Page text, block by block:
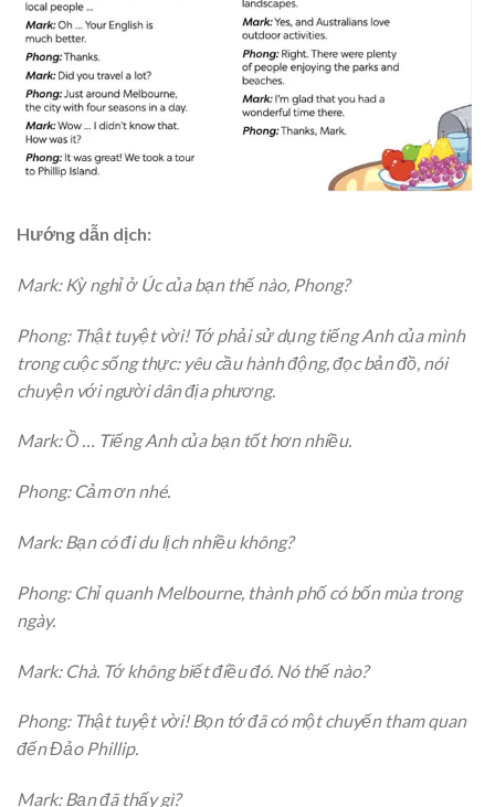
Hướng dẫn dịch:
Mark: Kỳ nghỉ ở Úc của bạn thế nào, Phong?
Phong: Thật tuyệt vời! Tớ phải sử dụng tiếng Anh của mình
trong cuộc sống thực: yêu cầu hành động, đọc bản đồ, nói
chuyện với người dân địa phương.
Mark: Ồ … Tiếng Anh của bạn tốt hơn nhiều.
Phong: Cảm ơn nhé.
Mark: Bạn có đi du lịch nhiều không?
Phong: Chỉ quanh Melbourne, thành phố có bốn mùa trong
ngày.
Mark: Chà. Tớ không biết điều đó. Nó thế nào?
Phong: Thật tuyệt vời! Bọn tớ đã có một chuyến tham quan
đến Đảo Phillip.
Mark: Bạn đã thấy gì?